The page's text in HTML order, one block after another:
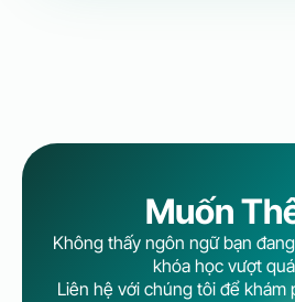
Muốn
Không thấy ngôn ngữ bạn
khóa học vượt
Liên hệ với chúng tôi để khám